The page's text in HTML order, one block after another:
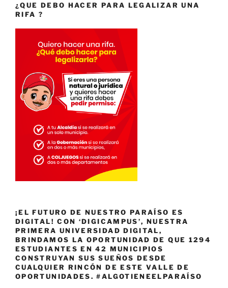
¿QUE DEBO HACER PARA LEGALIZAR UNA
RIFA ?
¡EL FUTURO DE NUESTRO PARAÍSO ES
DIGITAL! CON ‘DIGICAMPUS’, NUESTRA
PRIMERA UNIVERSIDAD DIGITAL,
BRINDAMOS LA OPORTUNIDAD DE QUE 1294
ESTUDIANTES EN 42 MUNICIPIOS
CONSTRUYAN SUS SUEÑOS DESDE
CUALQUIER RINCÓN DE ESTE VALLE DE
OPORTUNIDADES. #ALGOTIENEELPARAÍSO